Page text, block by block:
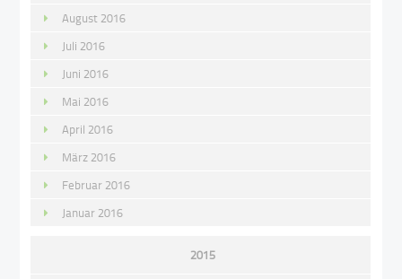
August 2016
Juli 2016
Juni 2016
Mai 2016
April 2016
März 2016
Februar 2016
Januar 2016
2015